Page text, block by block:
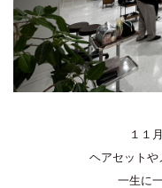
１１
ヘアセットや
一生に